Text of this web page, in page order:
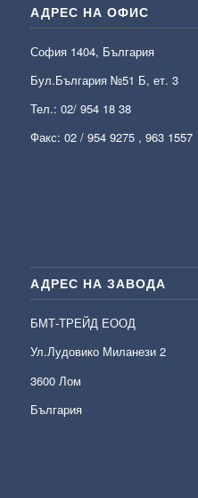
АДРЕС НА ОФИС
София 1404, България
Бул.България №51 Б, ет. 3
Тел.: 02/ 954 18 38
Факс: 02 / 954 9275 , 963 1557
АДРЕС НА ЗАВОДА
БМТ-ТРЕЙД ЕООД
Ул.Лудовико Миланези 2
3600 Лом
България